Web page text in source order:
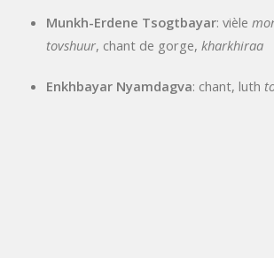
Munkh-Erdene Tsogtbayar: vièle
tovshuur, chant de gorge,kharkhiraa
Enkhbayar Nyamdagva: chant, luth